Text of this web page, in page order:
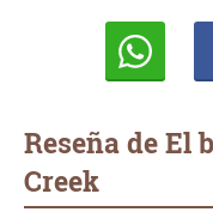
Reseña de El
Creek